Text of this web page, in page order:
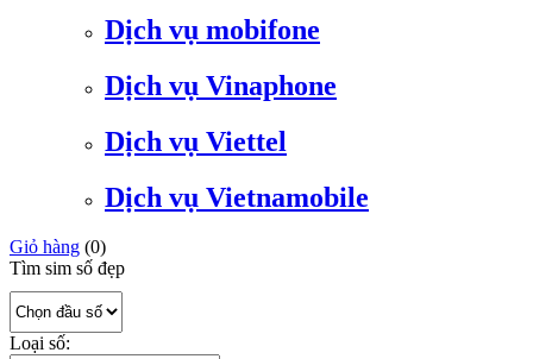
Dịch vụ mobifone
Dịch vụ Vinaphone
Dịch vụ Viettel
Dịch vụ Vietnamobile
Giỏ hàng (0)
Tìm sim số đẹp
Loại số: